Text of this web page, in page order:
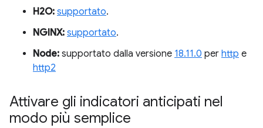
H2O: supportato.
NGINX: supportato.
Node: supportato dalla versione 18.11.0 per http e
http2
Attivare gli indicatori anticipati nel
modo più semplice